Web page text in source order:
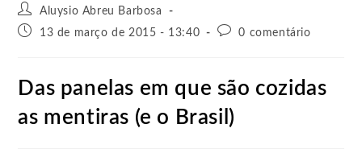
Aluysio Abreu Barbosa
13 de março de 2015 - 13:40
0 comentário
Das panelas em que são cozidas
as mentiras (e o Brasil)